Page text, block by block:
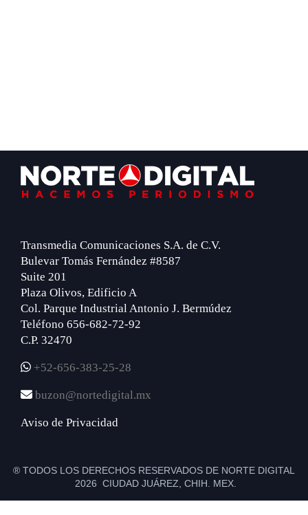
Footer
Transmedia Comunicaciones S.A. de C.V.
Bulevar Tomás Fernández #8587
Suite 201
Plaza Olivos, Edificio A
Col. Parque Industrial Antonio J. Bermúdez
Teléfono 656-682-72-92
C.P. 32470
+52-656-383-25-28
buzon@nortedigital.mx
Aviso de Privacidad
® TODOS LOS DERECHOS RESERVADOS DE NORTE DIGITAL
2026 CIUDAD JUÁREZ, CHIH. MEX.